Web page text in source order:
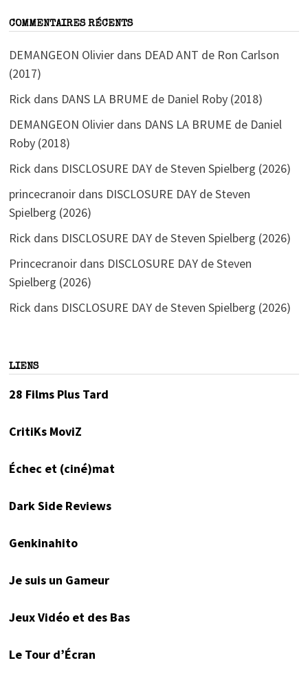
COMMENTAIRES RÉCENTS
DEMANGEON Olivierdans DEAD ANT de Ron Carlson
(2017)
Rick dans DANS LA BRUME de Daniel Roby (2018)
DEMANGEON Olivierdans DANS LA BRUME de Daniel
Roby (2018)
Rick dans DISCLOSURE DAY de Steven Spielberg (2026)
princecranoirdans DISCLOSURE DAY de Steven
Spielberg (2026)
Rick dans DISCLOSURE DAY de Steven Spielberg (2026)
Princecranoirdans DISCLOSURE DAY de Steven
Spielberg (2026)
Rick dans DISCLOSURE DAY de Steven Spielberg (2026)
LIENS
28 Films Plus Tard
CritiKs MoviZ
Échec et (ciné)mat
Dark Side Reviews
Genkinahito
Je suis un Gameur
Jeux Vidéo et des Bas
Le Tour d’Écran